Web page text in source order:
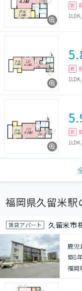
敷
1LDK
敷
1LDK
敷
1LDK
福岡県久留米駅
賃貸アパート 久留米市
鹿児
築8
福岡